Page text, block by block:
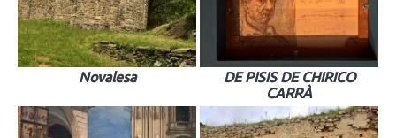
Novalesa
DE PISIS DE CHIRICO
CARRÀ